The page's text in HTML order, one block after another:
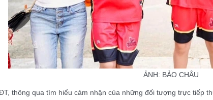
ẢNH: BẢO CHÂU
thông qua tìm hiểu cảm nhận của những đối tượng trực tiếp